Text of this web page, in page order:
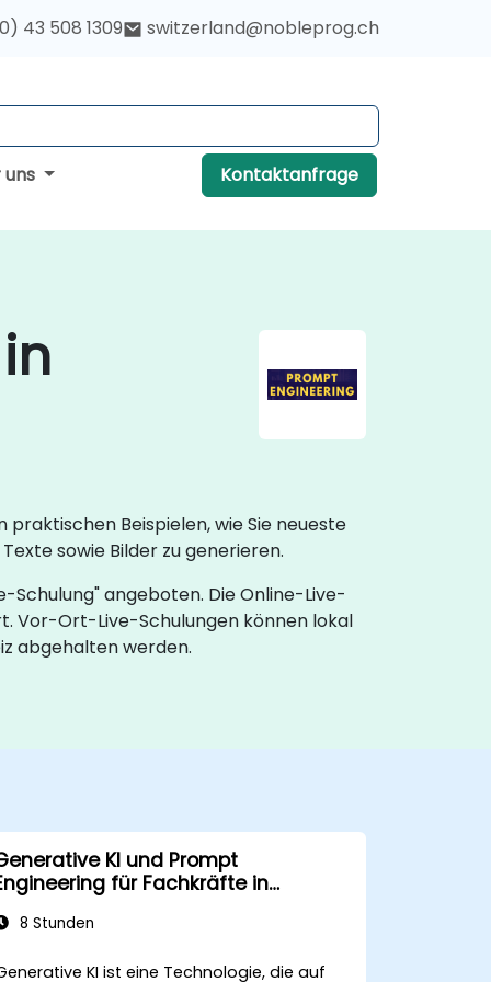
43 508 1309 switzerland@nobleprog.ch
Kontaktanfrage
Beispielen, wie Sie neueste
sowie Bilder zu generieren.
angeboten. Die Online-Live-
Vor-Ort-Live-Schulungen können lokal
abgehalten werden.
KI und Prompt
für Fachkräfte in
8 Stunden
KI ist eine Technologie, die auf